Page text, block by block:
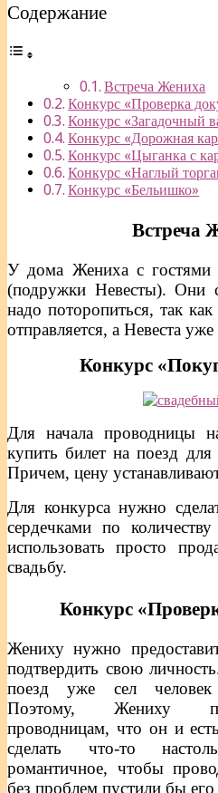
Содержание
Встреча Жениха
Конкурс «Проверка
Конкурс «Загадочный
Конкурс «Дорожная
Конкурс «Цыганка с
Конкурс «Наглый
Конкурс «Бельишко»
Встреча
У дома Жениха с гостями
(подружки Невесты). Они
надо поторопиться, так
отправляется, а Невеста
Конкурс
Для начала проводницы
купить билет на поезд
Причем, цену
Для конкурса нужно
сердечками по
использовать просто
свадьбу.
Конкурс
Жениху нужно
подтвердить свою
поезд уже сел
Поэтому, Жениху
проводницам, что он и
сделать что-то
романтичное, чтобы
без проблем пустили бы его